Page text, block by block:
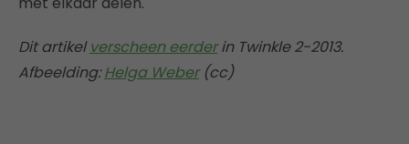
Dit artikelverscheen eerderin Twinkle 2-2013.
Afbeelding:Helga Weber(cc)